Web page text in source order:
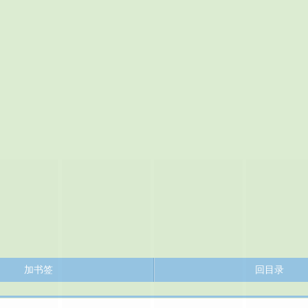
加书签 回目录